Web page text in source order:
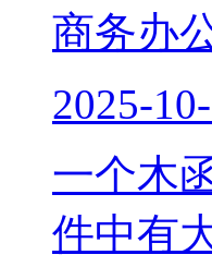
商务办
2025-
一个木
件中有